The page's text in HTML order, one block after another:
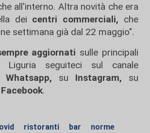
all'interno. Altra novità che era
dei centri commerciali, che
settimana già dal 22 maggio".
aggiornati sulle principali
Liguria seguiteci sul canale
Whatsapp, su Instagram, su
Facebook.
ristoranti bar
norme